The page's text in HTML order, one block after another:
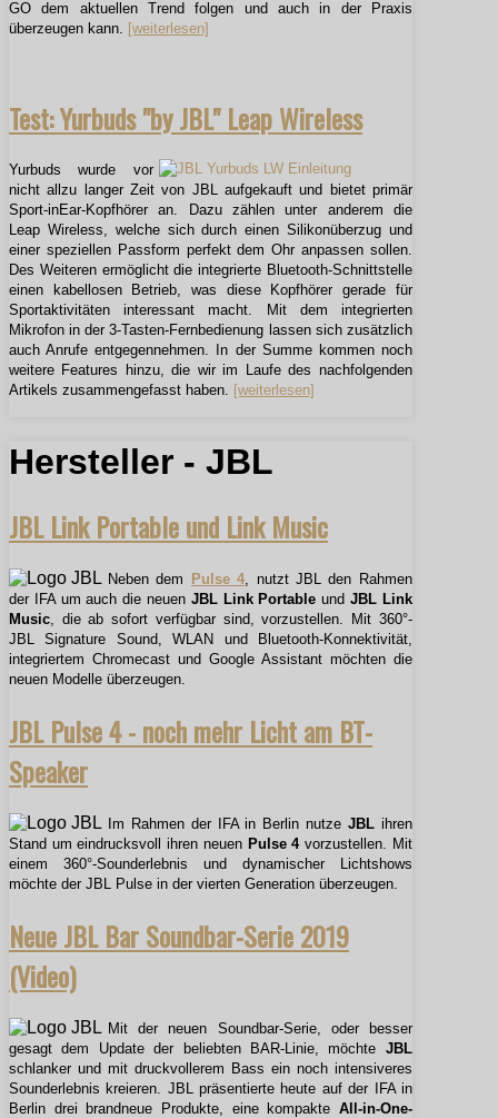
GO dem aktuellen Trend folgen und auch in der Praxis
überzeugen kann. [weiterlesen]
Test: Yurbuds "by JBL" Leap Wireless
Yurbuds wurde vor
nicht allzu langer Zeit von JBL aufgekauft und bietet primär
Sport-inEar-Kopfhörer an. Dazu zählen unter anderem die
Leap Wireless, welche sich durch einen Silikonüberzug und
einer speziellen Passform perfekt dem Ohr anpassen sollen.
Des Weiteren ermöglicht die integrierte Bluetooth-Schnittstelle
einen kabellosen Betrieb, was diese Kopfhörer gerade für
Sportaktivitäten interessant macht. Mit dem integrierten
Mikrofon in der 3-Tasten-Fernbedienung lassen sich zusätzlich
auch Anrufe entgegennehmen. In der Summe kommen noch
weitere Features hinzu, die wir im Laufe des nachfolgenden
Artikels zusammengefasst haben. [weiterlesen]
Hersteller - JBL
JBL Link Portable und Link Music
Neben dem Pulse 4, nutzt JBL den Rahmen
der IFA um auch die neuen JBL Link Portable undJBL Link
Music, die ab sofort verfügbar sind, vorzustellen. Mit 360°-
JBL Signature Sound, WLAN und Bluetooth-Konnektivität,
integriertem Chromecast und Google Assistant möchten die
neuen Modelle überzeugen.
JBL Pulse 4 - noch mehr Licht am BT-
Speaker
Im Rahmen der IFA in Berlin nutzeJBL ihren
Stand um eindrucksvoll ihren neuen Pulse 4vorzustellen. Mit
einem 360°-Sounderlebnis und dynamischer Lichtshows
möchte der JBL Pulse in der vierten Generation überzeugen.
Neue JBL Bar Soundbar-Serie 2019
(Video)
Mit der neuen Soundbar-Serie, oder besser
gesagt dem Update der beliebten BAR-Linie, möchte JBL
schlanker und mit druckvollerem Bass ein noch intensiveres
Sounderlebnis kreieren. JBL präsentierte heute auf der IFA in
Berlin drei brandneue Produkte, eine kompakte All-in-One-